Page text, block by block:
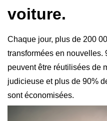
voiture.
Chaque jour, plus de 200
transformées en nouvelles.
peuvent être réutilisées de
judicieuse et plus de 90%
sont économisées.